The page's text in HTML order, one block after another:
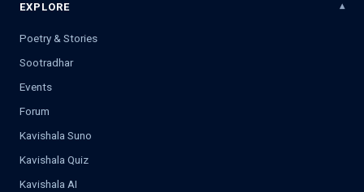
EXPLORE
Poetry & Stories
Sootradhar
Events
Forum
Kavishala Suno
Kavishala Quiz
Kavishala AI